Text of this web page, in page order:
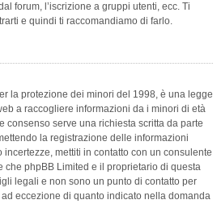
forum, l’iscrizione a gruppi utenti, ecc. Ti
e quindi ti raccomandiamo di farlo.
la protezione dei minori del 1998, è una legge
a raccogliere informazioni da i minori di età
consenso serve una richiesta scritta da parte
la registrazione delle informazioni
mettiti in contatto con un consulente
che phpBB Limited e il proprietario di questa
legali e non sono un punto di contatto per
eccezione di quanto indicato nella domanda